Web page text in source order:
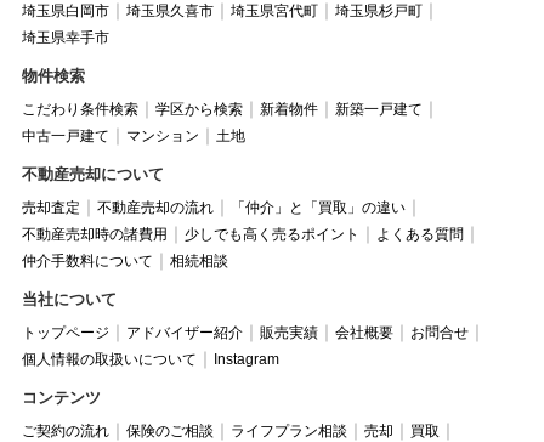
埼玉県白岡市
埼玉県久喜市 埼玉県宮代町
埼玉県杉戸町
埼玉県幸手市
物件検索
こだわり条件検索 学区から検索 新着物件
新築一戸建て
中古一戸建て
マンション 土地
不動産売却について
売却査定 不動産売却の流れ
「仲介」と「買取」の違い
不動産売却時の諸費用
少しでも高く売るポイント
よくある質問
仲介手数料について
相続相談
当社について
トップページ アドバイザー紹介 販売実績 会社概要
お問合せ
個人情報の取扱いについて
Instagram
コンテンツ
ご契約の流れ 保険のご相談 ライフプラン相談 売却
買取